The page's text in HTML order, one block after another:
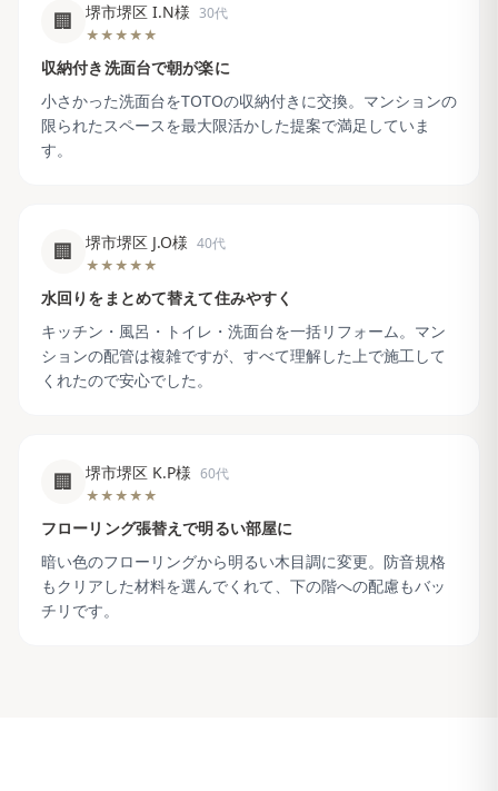
🏢 堺市堺区 I.N様 30代
★★★★★
収納付き洗面台で朝が楽に
小さかった洗面台をTOTOの収納付きに交換。マンションの
限られたスペースを最大限活かした提案で満足していま
す。
🏢 堺市堺区 J.O様 40代
★★★★★
水回りをまとめて替えて住みやすく
キッチン・風呂・トイレ・洗面台を一括リフォーム。マン
ションの配管は複雑ですが、すべて理解した上で施工して
くれたので安心でした。
🏢 堺市堺区 K.P様 60代
★★★★★
フローリング張替えで明るい部屋に
暗い色のフローリングから明るい木目調に変更。防音規格
もクリアした材料を選んでくれて、下の階への配慮もバッ
チリです。